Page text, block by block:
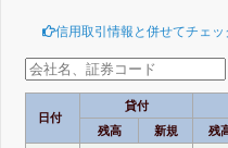
登録すると永久30%OFF
信用取引情報と併せてチェッ
日付
貸付
残高
新規 残